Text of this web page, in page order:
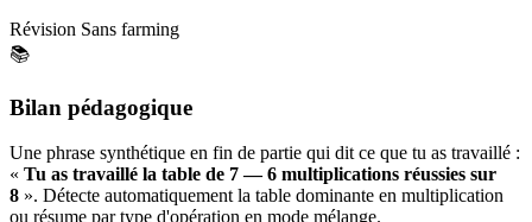
Révision Sans farming
📚
Bilan pédagogique
Une phrase synthétique en fin de partie qui dit ce que tu as travaillé :
« Tu as travaillé la table de 7 — 6 multiplications réussies sur
8 ». Détecte automatiquement la table dominante en multiplication
ou résume par type d'opération en mode mélange.